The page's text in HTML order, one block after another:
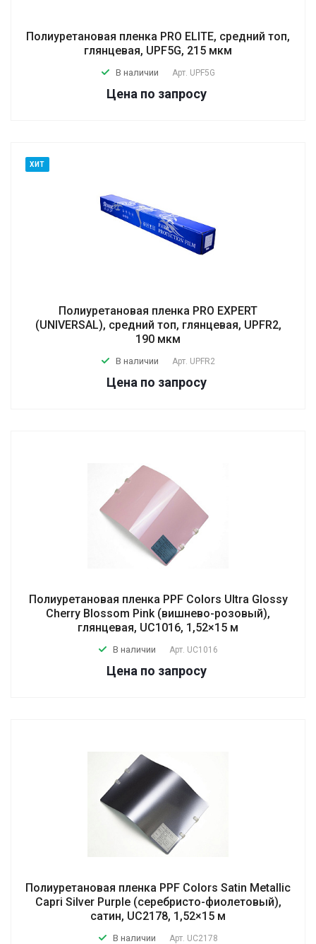
Полиуретановая пленка PRO ELITE, средний топ,
глянцевая, UPF5G, 215 мкм
В наличии Арт. UPF5G
Цена по запросу
ХИТ
Полиуретановая пленка PRO EXPERT
(UNIVERSAL), средний топ, глянцевая, UPFR2,
190 мкм
В наличии Арт. UPFR2
Цена по запросу
Полиуретановая пленка PPF Colors Ultra Glossy
Cherry Blossom Pink (вишнево-розовый),
глянцевая, UC1016, 1,52×15 м
В наличии Арт. UC1016
Цена по запросу
Полиуретановая пленка PPF Colors Satin Metallic
Capri Silver Purple (серебристо-фиолетовый),
сатин, UC2178, 1,52×15 м
В наличии Арт. UC2178